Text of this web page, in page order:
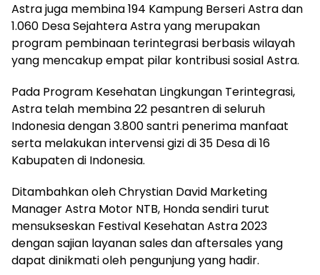
Astra juga membina 194 Kampung Berseri Astra dan
1.060 Desa Sejahtera Astra yang merupakan
program pembinaan terintegrasi berbasis wilayah
yang mencakup empat pilar kontribusi sosial Astra.
Pada Program Kesehatan Lingkungan Terintegrasi,
Astra telah membina 22 pesantren di seluruh
Indonesia dengan 3.800 santri penerima manfaat
serta melakukan intervensi gizi di 35 Desa di 16
Kabupaten di Indonesia.
Ditambahkan oleh Chrystian David Marketing
Manager Astra Motor NTB, Honda sendiri turut
mensukseskan Festival Kesehatan Astra 2023
dengan sajian layanan sales dan aftersales yang
dapat dinikmati oleh pengunjung yang hadir.